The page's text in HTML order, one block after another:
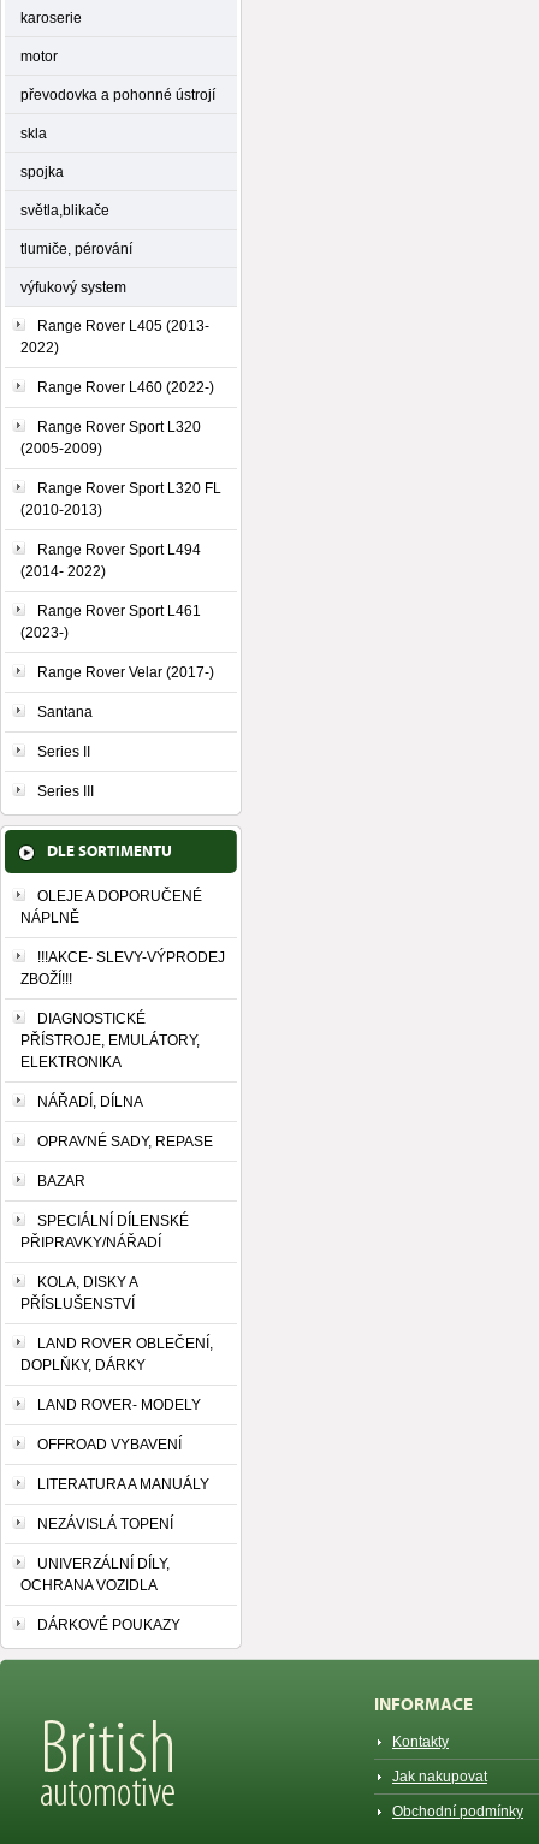
karoserie
motor
převodovka a pohonné ústrojí
skla
spojka
světla,blikače
tlumiče, pérování
výfukový system
Range Rover L405 (2013-
2022)
Range Rover L460 (2022-)
Range Rover Sport L320
(2005-2009)
Range Rover Sport L320 FL
(2010-2013)
Range Rover Sport L494
(2014- 2022)
Range Rover Sport L461
(2023-)
Range Rover Velar (2017-)
Santana
Series II
Series III
DLE SORTIMENTU
OLEJE A DOPORUČENÉ
NÁPLNĚ
!!!AKCE- SLEVY-VÝPRODEJ
ZBOŽÍ!!!
DIAGNOSTICKÉ
PŘÍSTROJE, EMULÁTORY,
ELEKTRONIKA
NÁŘADÍ, DÍLNA
OPRAVNÉ SADY, REPASE
BAZAR
SPECIÁLNÍ DÍLENSKÉ
PŘIPRAVKY/NÁŘADÍ
KOLA, DISKY A
PŘÍSLUŠENSTVÍ
LAND ROVER OBLEČENÍ,
DOPLŇKY, DÁRKY
LAND ROVER- MODELY
OFFROAD VYBAVENÍ
LITERATURA A MANUÁLY
NEZÁVISLÁ TOPENÍ
UNIVERZÁLNÍ DÍLY,
OCHRANA VOZIDLA
DÁRKOVÉ POUKAZY
INFORMACE
Kontakty
Jak nakupovat
Obchodní podmínky